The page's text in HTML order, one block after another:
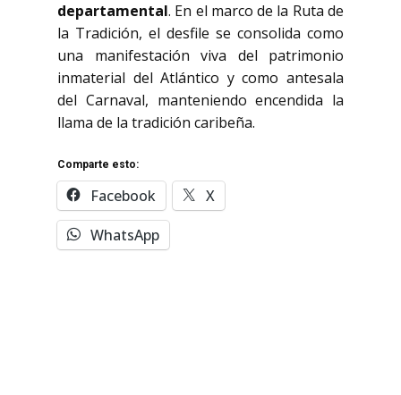
departamental. En el marco de la Ruta de
la Tradición, el desfile se consolida como
una manifestación viva del patrimonio
inmaterial del Atlántico y como antesala
del Carnaval, manteniendo encendida la
llama de la tradición caribeña.
Comparte esto:
Facebook
X
WhatsApp